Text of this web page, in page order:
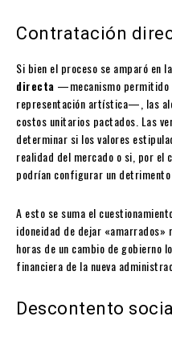
Contratación
Si bien el proceso se amparó en
directa —mecanismo permitido
representación artística—, las
costos unitarios pactados. Las
determinar si los valores
realidad del mercado o si, por el
podrían configurar un
A esto se suma el
idoneidad de dejar «amarrados»
horas de un cambio de gobierno
financiera de la nueva
Descontento